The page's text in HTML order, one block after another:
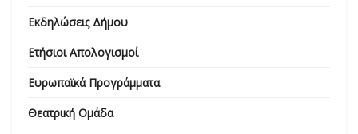
Εκδηλώσεις Δήμου
Ετήσιοι Απολογισμοί
Ευρωπαϊκά Προγράμματα
Θεατρική Ομάδα